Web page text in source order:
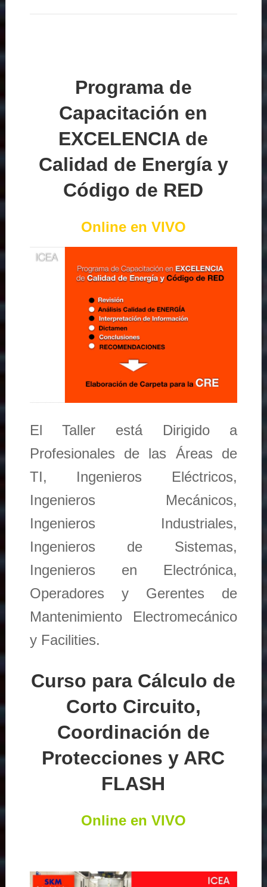
Programa de
Capacitación en
EXCELENCIA de
Calidad de Energía y
Código de RED
Online en VIVO
El Taller está Dirigido a
Profesionales de las Áreas de
TI, Ingenieros Eléctricos,
Ingenieros Mecánicos,
Ingenieros Industriales,
Ingenieros de Sistemas,
Ingenieros en Electrónica,
Operadores y Gerentes de
Mantenimiento Electromecánico
y Facilities.
Curso para Cálculo de
Corto Circuito,
Coordinación de
Protecciones y ARC
FLASH
Online en VIVO